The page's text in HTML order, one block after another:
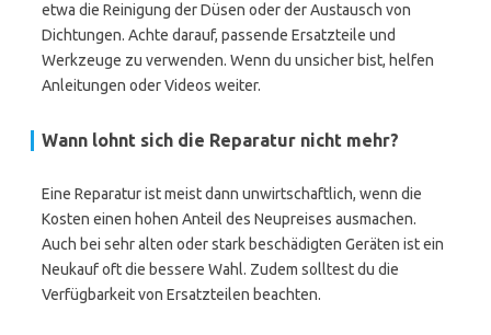
etwa die Reinigung der Düsen oder der Austausch von
Dichtungen. Achte darauf, passende Ersatzteile und
Werkzeuge zu verwenden. Wenn du unsicher bist, helfen
Anleitungen oder Videos weiter.
Wann lohnt sich die Reparatur nicht mehr?
Eine Reparatur ist meist dann unwirtschaftlich, wenn die
Kosten einen hohen Anteil des Neupreises ausmachen.
Auch bei sehr alten oder stark beschädigten Geräten ist ein
Neukauf oft die bessere Wahl. Zudem solltest du die
Verfügbarkeit von Ersatzteilen beachten.